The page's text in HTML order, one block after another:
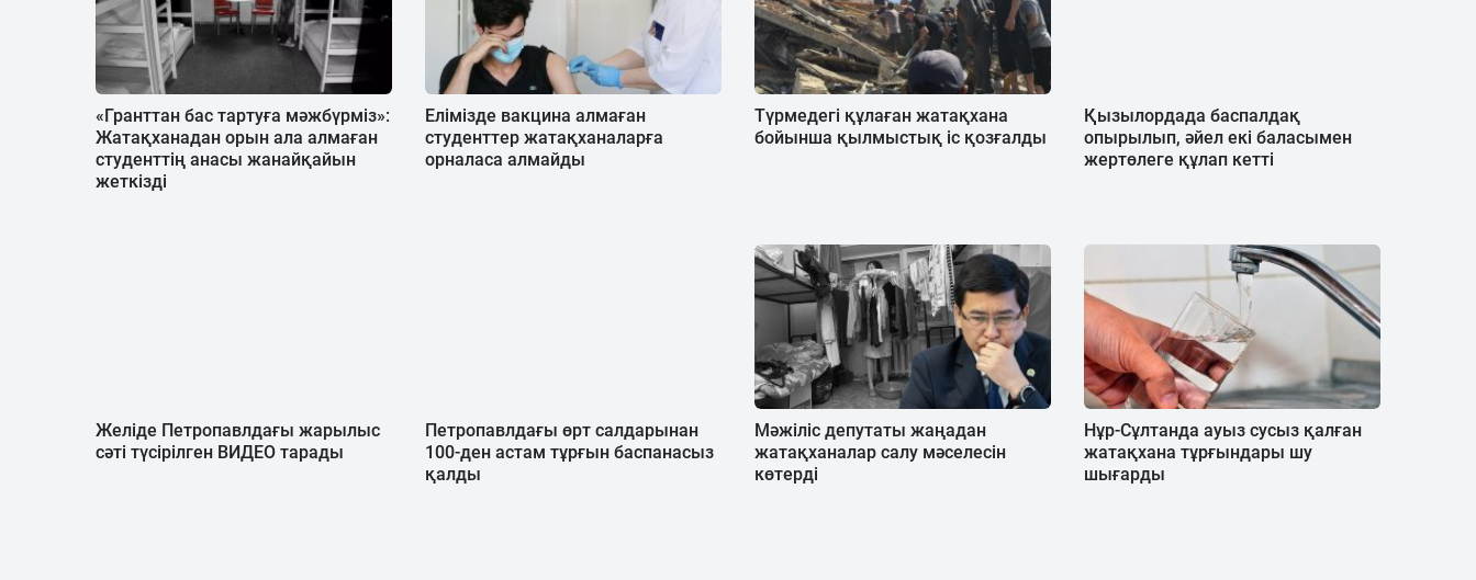
«Гранттан бас тартуға мәжбүрміз»:
Жатақханадан орын ала алмаған
студенттің анасы жанайқайын
жеткізді
Елімізде вакцина алмаған
студенттер жатақханаларға
орналаса алмайды
Түрмедегі құлаған жатақхана
бойынша қылмыстық іс қозғалды
Қызылордада баспалдақ
опырылып, әйел екі баласымен
жертөлеге құлап кетті
Желіде Петропавлдағы жарылыс
сәті түсірілген ВИДЕО тарады
Петропавлдағы өрт салдарынан
100-ден астам тұрғын баспанасыз
қалды
Мәжіліс депутаты жаңадан
жатақханалар салу мәселесін
көтерді
Нұр-Сұлтанда ауыз сусыз қалған
жатақхана тұрғындары шу
шығарды